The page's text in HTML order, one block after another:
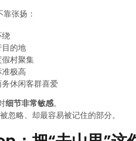
张扬：
绕
的地
村聚集
极高
休闲客群喜爱
细节非常敏感。
忽略、却最容易被记住的部分。